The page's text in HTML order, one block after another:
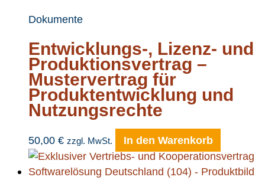
Dokumente
Entwicklungs-, Lizenz- und
Produktionsvertrag –
Mustervertrag für
Produktentwicklung und
Nutzungsrechte
50,00 € zzgl. MwSt. In den Warenkorb